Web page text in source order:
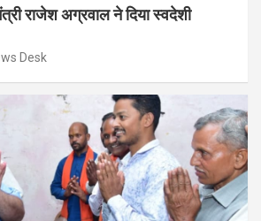
राजेश अग्रवाल ने दिया स्वदेशी
Desk